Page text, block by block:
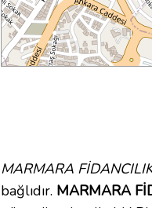
MARMARA
bağlıdır. MARMARA